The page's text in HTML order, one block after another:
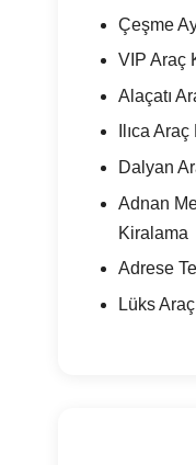
Çeşme
VIP Araç
Alaçatı
Ilıca
Dalyan
Adnan
Kiralama
Adrese
Lüks